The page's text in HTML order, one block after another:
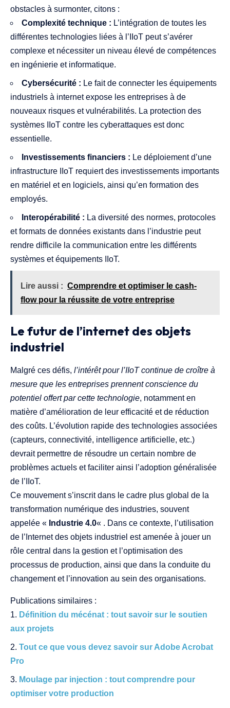
obstacles à surmonter, citons :
Complexité technique : L’intégration de toutes les
différentes technologies liées à l’IIoT peut s’avérer
complexe et nécessiter un niveau élevé de compétences
en ingénierie et informatique.
Cybersécurité : Le fait de connecter les équipements
industriels à internet expose les entreprises à de
nouveaux risques et vulnérabilités. La protection des
systèmes IIoT contre les cyberattaques est donc
essentielle.
Investissements financiers : Le déploiement d’une
infrastructure IIoT requiert des investissements importants
en matériel et en logiciels, ainsi qu’en formation des
employés.
Interopérabilité : La diversité des normes, protocoles
et formats de données existants dans l’industrie peut
rendre difficile la communication entre les différents
systèmes et équipements IIoT.
Lire aussi : Comprendre et optimiser le cash-
flow pour la réussite de votre entreprise
Le futur de l’internet des objets
industriel
Malgré ces défis, l’intérêt pour l’IIoT continue de croître à
mesure que les entreprises prennent conscience du
potentiel offert par cette technologie, notamment en
matière d’amélioration de leur efficacité et de réduction
des coûts. L’évolution rapide des technologies associées
(capteurs, connectivité, intelligence artificielle, etc.)
devrait permettre de résoudre un certain nombre de
problèmes actuels et faciliter ainsi l’adoption généralisée
de l’IIoT.
Ce mouvement s’inscrit dans le cadre plus global de la
transformation numérique des industries, souvent
appelée « Industrie 4.0« . Dans ce contexte, l’utilisation
de l’Internet des objets industriel est amenée à jouer un
rôle central dans la gestion et l’optimisation des
processus de production, ainsi que dans la conduite du
changement et l’innovation au sein des organisations.
Publications similaires :
Définition du mécénat : tout savoir sur le soutien
aux projets
Tout ce que vous devez savoir sur Adobe Acrobat
Pro
Moulage par injection : tout comprendre pour
optimiser votre production